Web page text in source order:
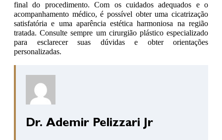
final do procedimento. Com os cuidados adequados e o
acompanhamento médico, é possível obter uma cicatrização
satisfatória e uma aparência estética harmoniosa na região
tratada. Consulte sempre um cirurgião plástico especializado
para esclarecer suas dúvidas e obter orientações
personalizadas.
Dr. Ademir Pelizzari Jr